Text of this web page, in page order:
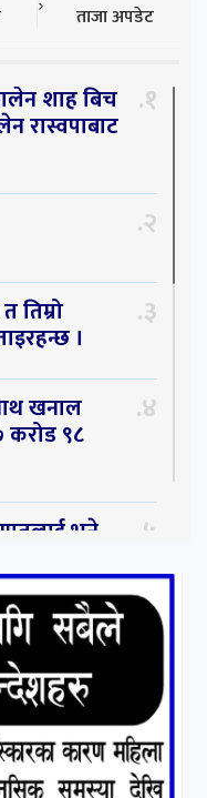
ताजा अपडेट
शाह बिच
रास्वपाबाट
१
२
तिम्रो
।
३
खनाल
करोड ९८
४
भने ५
दिन जयगढमा ७